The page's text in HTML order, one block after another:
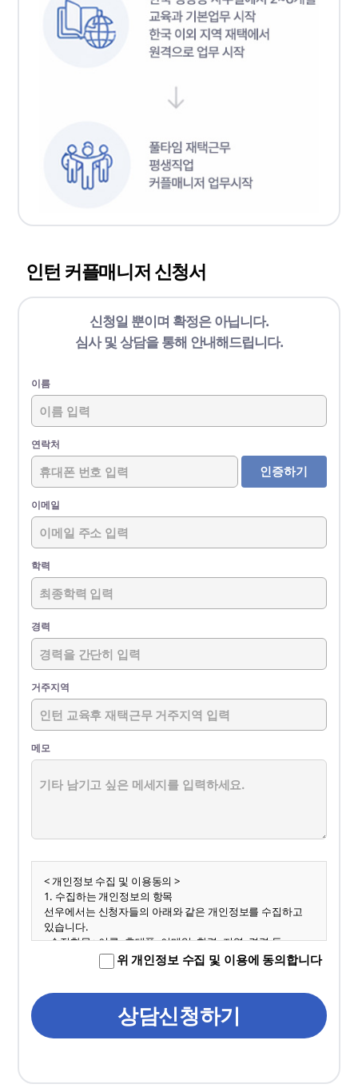
인턴 커플매니저 신청서
신청일 뿐이며 확정은 아닙니다.
심사 및 상담을 통해 안내해드립니다.
이름
연락처
인증하기
이메일
학력
경력
거주지역
메모
< 개인정보 수집 및 이용동의 >
1. 수집하는 개인정보의 항목
선우에서는 신청자들의 아래와 같은 개인정보를 수집하고
있습니다.
- 수집항목 : 이름, 휴대폰, 이메일, 학력, 지역, 경력 등
2. 개인정보의 보유와 폐기
개인정보 수집 및 이용목적이 달성된 후에는 해당 정보를 지
3. 개인정보 보호 책임자
이름 : 이웅진
위 개인정보 수집 및 이용에 동의합니다
상담신청하기